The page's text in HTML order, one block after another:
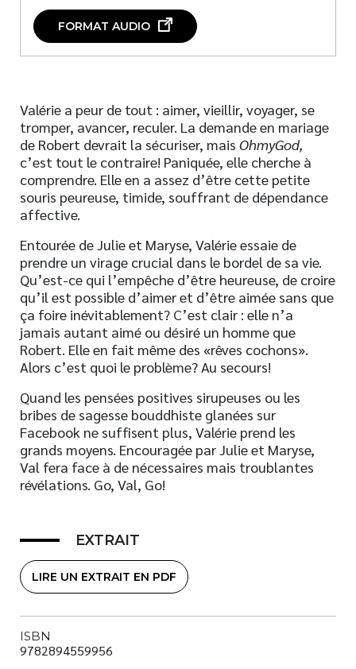
FORMAT AUDIO
Valérie a peur de tout : aimer, vieillir, voyager, se
tromper, avancer, reculer. La demande en mariage
de Robert devrait la sécuriser, mais OhmyGod,
c’est tout le contraire! Paniquée, elle cherche à
comprendre. Elle en a assez d’être cette petite
souris peureuse, timide, souffrant de dépendance
affective.
Entourée de Julie et Maryse, Valérie essaie de
prendre un virage crucial dans le bordel de sa vie.
Qu’est-ce qui l’empêche d’être heureuse, de croire
qu’il est possible d’aimer et d’être aimée sans que
ça foire inévitablement? C’est clair : elle n’a
jamais autant aimé ou désiré un homme que
Robert. Elle en fait même des «rêves cochons».
Alors c’est quoi le problème? Au secours!
Quand les pensées positives sirupeuses ou les
bribes de sagesse bouddhiste glanées sur
Facebook ne suffisent plus, Valérie prend les
grands moyens. Encouragée par Julie et Maryse,
Val fera face à de nécessaires mais troublantes
révélations. Go, Val, Go!
EXTRAIT
LIRE UN EXTRAIT EN PDF
ISBN
9782894559956